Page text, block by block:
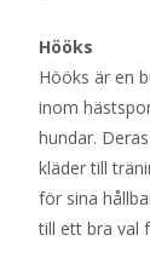
Hööks
Hööks är en
inom
hundar.
kläder till
för sina
till ett bra val